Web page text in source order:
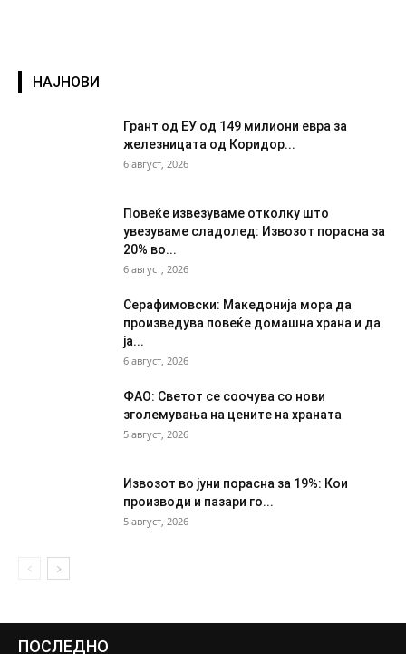
НАЈНОВИ
Грант од ЕУ од 149 милиони евра за
железницата од Коридор...
6 август, 2026
Повеќе извезуваме отколку што
увезуваме сладолед: Извозот порасна за
20% во...
6 август, 2026
Серафимовски: Македонија мора да
произведува повеќе домашна храна и да
ја...
6 август, 2026
ФАО: Светот се соочува со нови
зголемувања на цените на храната
5 август, 2026
Извозот во јуни порасна за 19%: Кои
производи и пазари го...
5 август, 2026
ПОСЛЕДНО